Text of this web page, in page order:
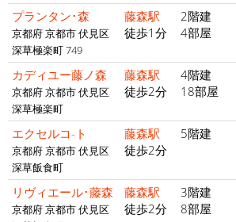
プランタン･森
京都府 京都市 伏見区
深草極楽町 749
藤森駅
徒歩1分
2階建
4部屋
カディユー藤ノ森
京都府 京都市 伏見区
深草極楽町
藤森駅
徒歩2分
4階建
18部屋
エクセルコ-ト
京都府 京都市 伏見区
深草飯食町
藤森駅
徒歩2分
5階建
リヴィエール･藤森
京都府 京都市 伏見区
藤森駅
徒歩2分
3階建
8部屋